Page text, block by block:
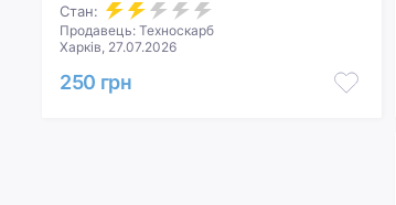
Стан:
Продавець: Техноскарб
Харків, 27.07.2026
250 грн